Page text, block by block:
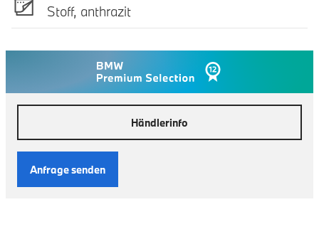
Stoff, anthrazit
Händlerinfo
Anfrage senden